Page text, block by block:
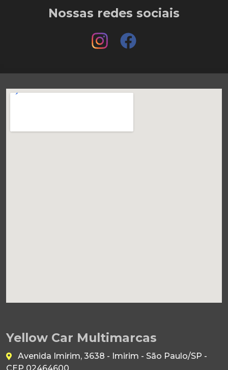
Nossas redes sociais
Yellow Car Multimarcas
Avenida Imirim, 3638 - Imirim - São Paulo/SP -
CEP 02464600